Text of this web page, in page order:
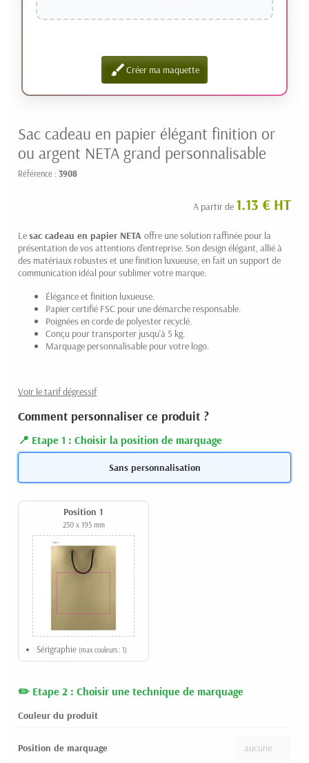
brushCréer ma maquette
Sac cadeau en papier élégant finition or
ou argent NETA grand personnalisable
Référence : 3908
A partir de 1.13 € HT
Lesac cadeau en papier NETA offre une solution raffinée pour la
présentation de vos attentions d'entreprise. Son design élégant, allié à
des matériaux robustes et une finition luxueuse, en fait un support de
communication idéal pour sublimer votre marque.
Élégance et finition luxueuse.
Papier certifié FSC pour une démarche responsable.
Poignées en corde de polyester recyclé.
Conçu pour transporter jusqu'à 5 kg.
Marquage personnalisable pour votre logo.
Voir le tarif dégressif
Comment personnaliser ce produit ?
Etape 1 : Choisir la position de marquage
Sans personnalisation
Position 1
250 x 195 mm
Sérigraphie (max couleurs : 1)
Etape 2 : Choisir une technique de marquage
Couleur du produit
Position de marquage